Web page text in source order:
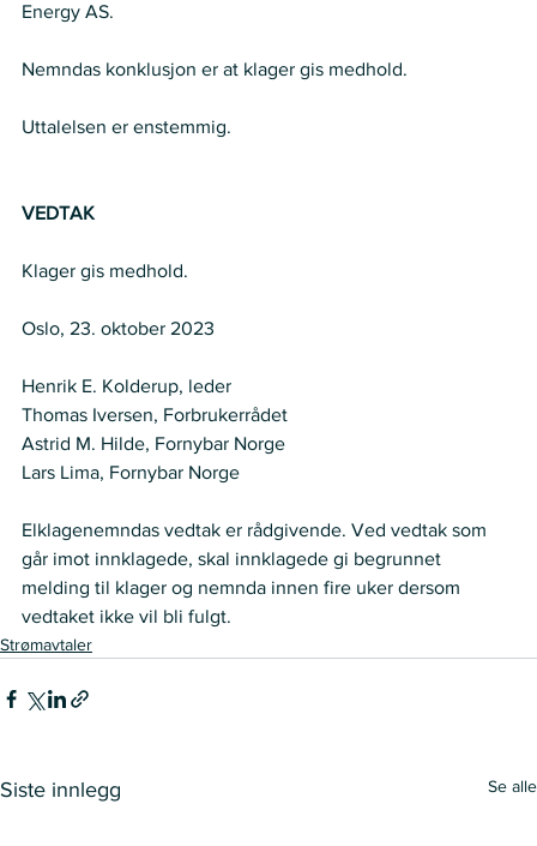
Energy AS.
Nemndas konklusjon er at klager gis medhold.
Uttalelsen er enstemmig.
VEDTAK
Klager gis medhold.
Oslo, 23. oktober 2023
Henrik E. Kolderup, leder
Thomas Iversen, Forbrukerrådet
Astrid M. Hilde, Fornybar Norge
Lars Lima, Fornybar Norge
Elklagenemndas vedtak er rådgivende. Ved vedtak som
går imot innklagede, skal innklagede gi begrunnet
melding til klager og nemnda innen fire uker dersom
vedtaket ikke vil bli fulgt.
Strømavtaler
Siste innlegg Se alle